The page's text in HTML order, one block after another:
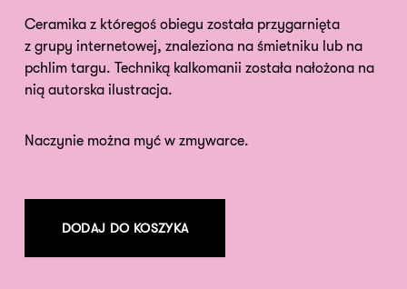
Ceramika z któregoś obiegu została przygarnięta
z grupy internetowej, znaleziona na śmietniku lub na
pchlim targu. Techniką kalkomanii została nałożona na
nią autorska ilustracja.
Naczynie można myć w zmywarce.
DODAJ DO KOSZYKA